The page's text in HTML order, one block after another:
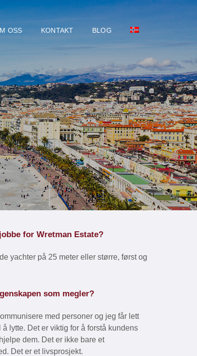
OSS KONTAKT BLOG
for Wretman Estate?
yachter på 25 meter eller større, først og
som megler?
med personer og jeg får lett
lytte. Det er viktig for å forstå kundens
dem. Det er ikke bare et
Det er et livsprosjekt.